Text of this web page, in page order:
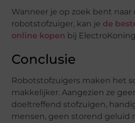
Wanneer je op zoek bent naar
robotstofzuiger, kan je de
online kopen bij
Conclusie
Robotstofzuigers maken het
makkelijker. Aangezien ze
doeltreffend stofzuigen,
mensen, geen storend geluid